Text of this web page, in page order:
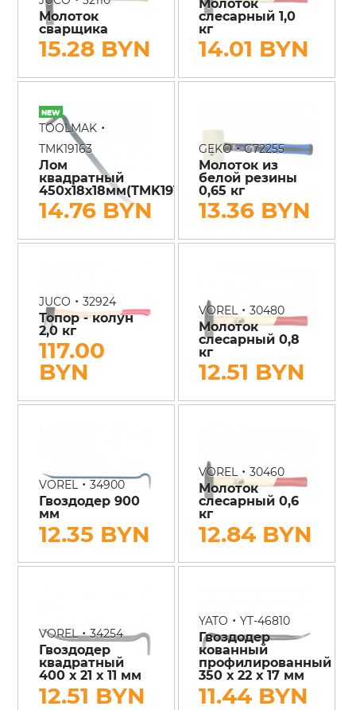
Молоток
сварщика
15.28 BYN
слесарный 1,0
кг
14.01 BYN
TOOLMAK•
TMK19163
Лом
квадратный
450х18х18мм(TMK19163)
14.76 BYN
GEKO•G72255
Молоток из
белой резины
0,65 кг
13.36 BYN
JUCO • 32924
Топор - колун
2,0 кг
117.00
BYN
VOREL •30480
Молоток
слесарный 0,8
кг
12.51 BYN
VOREL•34900
Гвоздодер 900
мм
12.35 BYN
VOREL •30460
Молоток
слесарный 0,6
кг
12.84 BYN
VOREL•34254
Гвоздодер
квадратный
400 х 21 х 11 мм
12.51 BYN
YATO •YT-46810
Гвоздодер
кованный
профилированный
350 х 22 х 17 мм
11.44 BYN